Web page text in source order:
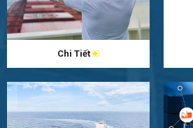
Chi Tiết